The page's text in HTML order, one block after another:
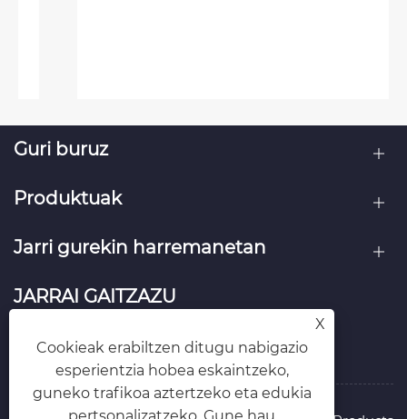
Guri buruz
Produktuak
Jarri gurekin harremanetan
JARRAI GAITZAZU
X
Cookieak erabiltzen ditugu nabigazio
esperientzia hobea eskaintzeko,
guneko trafikoa aztertzeko eta edukia